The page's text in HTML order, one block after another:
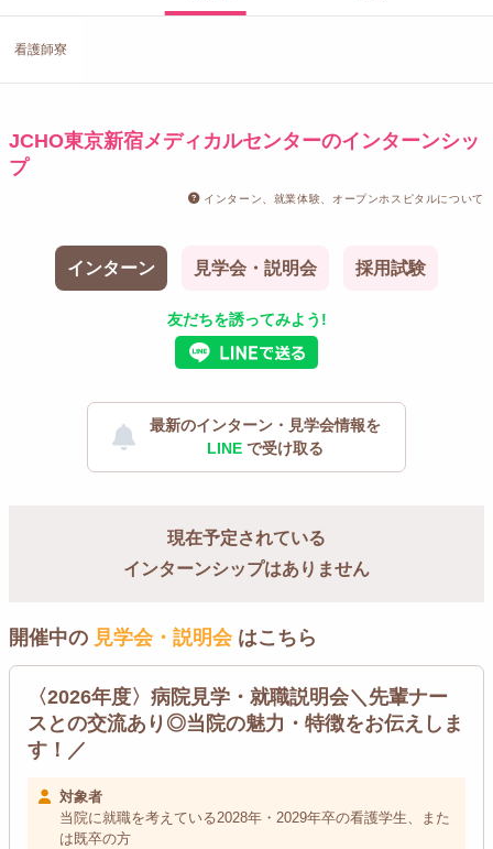
看護師寮
JCHO東京新宿メディカルセンターのインターンシッ
プ
インターン、就業体験、オープンホスピタルについて
インターン 見学会・説明会 採用試験
友だちを誘ってみよう!
最新のインターン・見学会情報を
LINE で受け取る
現在予定されている
インターンシップはありません
開催中の 見学会・説明会はこちら
〈2026年度〉病院見学・就職説明会＼先輩ナー
スとの交流あり◎当院の魅力・特徴をお伝えしま
す！／
対象者
当院に就職を考えている2028年・2029年卒の看護学生、また
は既卒の方